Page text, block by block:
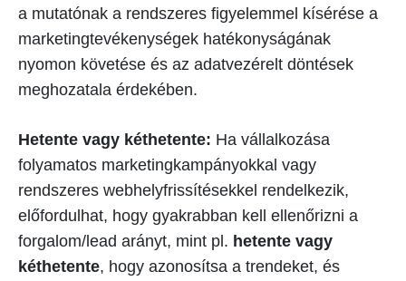
a mutatónak a rendszeres figyelemmel kísérése a
marketingtevékenységek hatékonyságának
nyomon követése és az adatvezérelt döntések
meghozatala érdekében.
Hetente vagy kéthetente: Ha vállalkozása
folyamatos marketingkampányokkal vagy
rendszeres webhelyfrissítésekkel rendelkezik,
előfordulhat, hogy gyakrabban kell ellenőrizni a
forgalom/lead arányt, mint pl. hetente vagy
kéthetente, hogy azonosítsa a trendeket, és